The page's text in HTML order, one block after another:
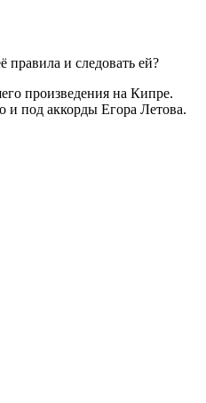
правила и следовать ей?
произведения на Кипре.
и под аккорды Егора Летова.